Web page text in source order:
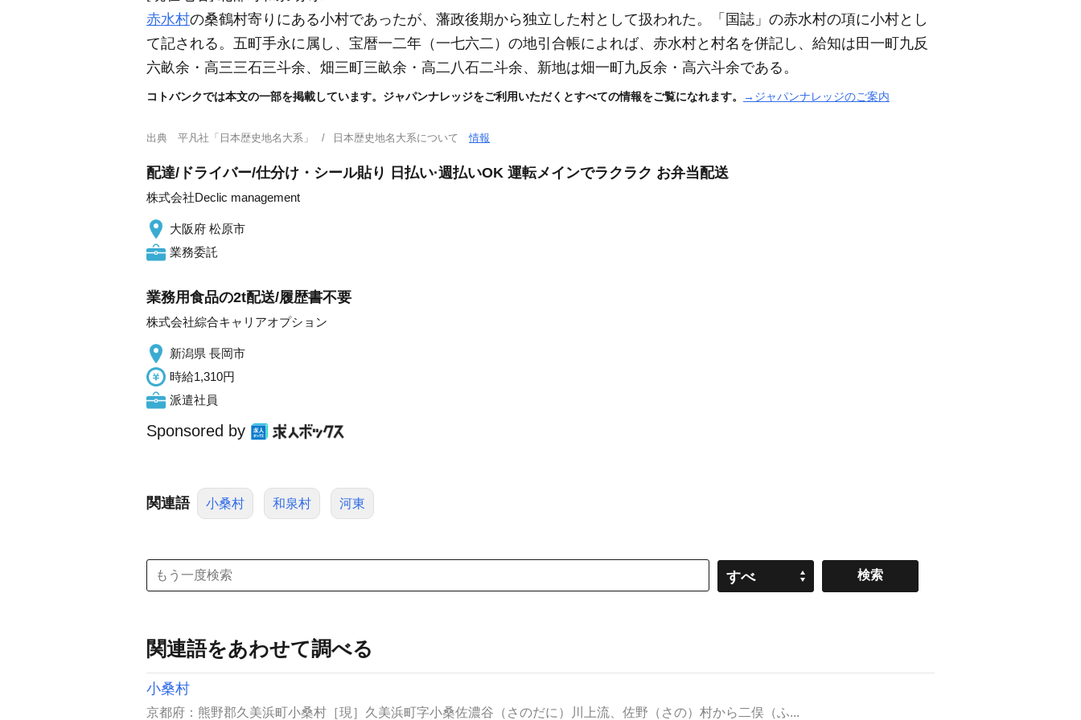
赤水村の桑鶴村寄りにある小村であったが、藩政後期から独立した村として扱われた。「国誌」の赤水村の項に小村とし
て記される。五町手永に属し、宝暦一二年 （一七六二） の地引合帳によれば、赤水村と村名を併記し、給知は田一町九反
六畝余・高三三石三斗余、畑三町三畝余・高二八石二斗余、新地は畑一町九反余・高六斗余である。
コトバンクでは本文の一部を掲載しています。ジャパンナレッジをご利用いただくとすべての情報をご覧になれます。 →ジャパンナレッジのご案内
出典 平凡社「日本歴史地名大系」 日本歴史地名大系について情報
配達/ドライバー/仕分け・シール貼り 日払い·週払いOK 運転メインでラクラク お弁当配送
株式会社Declic management
大阪府 松原市
業務委託
業務用食品の2t配送/履歴書不要
株式会社綜合キャリアオプション
新潟県 長岡市
時給1,310円
派遣社員
Sponsored by
関連語 小桑村 和泉村 河東
すべ
関連語をあわせて調べる
小桑村
京都府：熊野郡久美浜町小桑村［現］久美浜町字小桑佐濃谷（さのだに）川上流、佐野（さの）村から二俣（ふ...